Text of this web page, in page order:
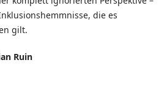
die es
gilt.
Ruin